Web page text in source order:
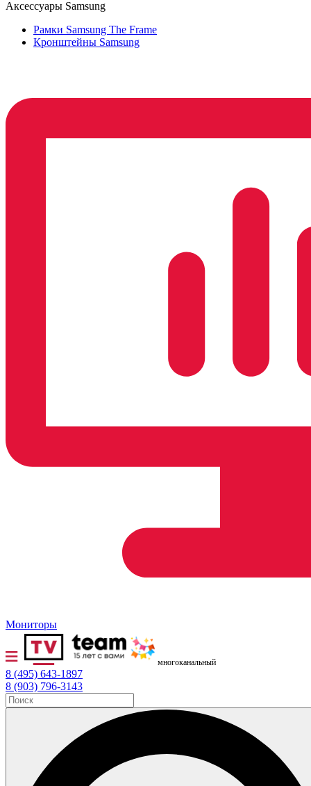
Аксессуары Samsung
Рамки Samsung The Frame
Кронштейны Samsung
Мониторы
многоканальный
8 (495) 643-1897
8 (903) 796-3143